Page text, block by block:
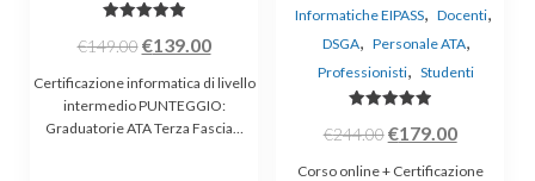
5.00
€149.00 Il
prezzo
originale
era:
€139.00Il
prezzo
attuale
è:
Certificazione informatica di livello
intermedio PUNTEGGIO:
Graduatorie ATA Terza Fascia…
Informatiche EIPASS, Docenti,
DSGA, Personale ATA,
Professionisti, Studenti
5.00
€244.00Il
prezzo
€179.00Il
prezzo
Corso online + Certificazione